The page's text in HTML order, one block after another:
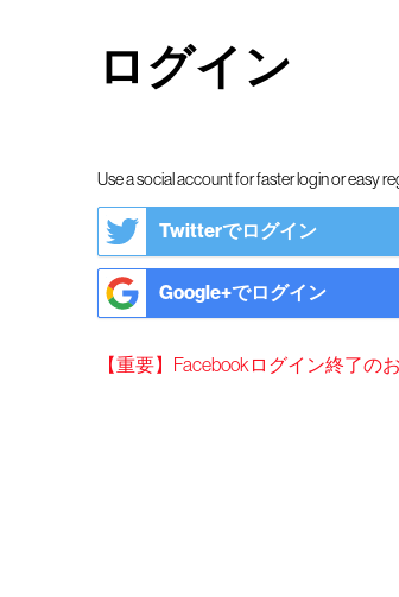
ログイン
Use a social account for faster login or easy
Twitterでログイン
Google+でログイン
【重要】Facebookログイン終了の